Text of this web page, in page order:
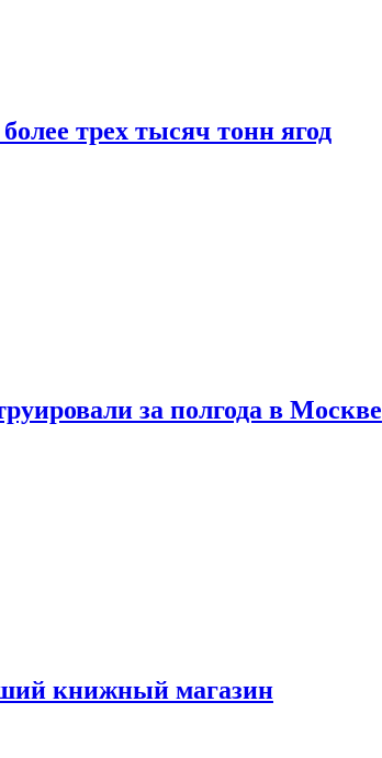
трех тысяч тонн ягод
за полгода в Москве
книжный магазин